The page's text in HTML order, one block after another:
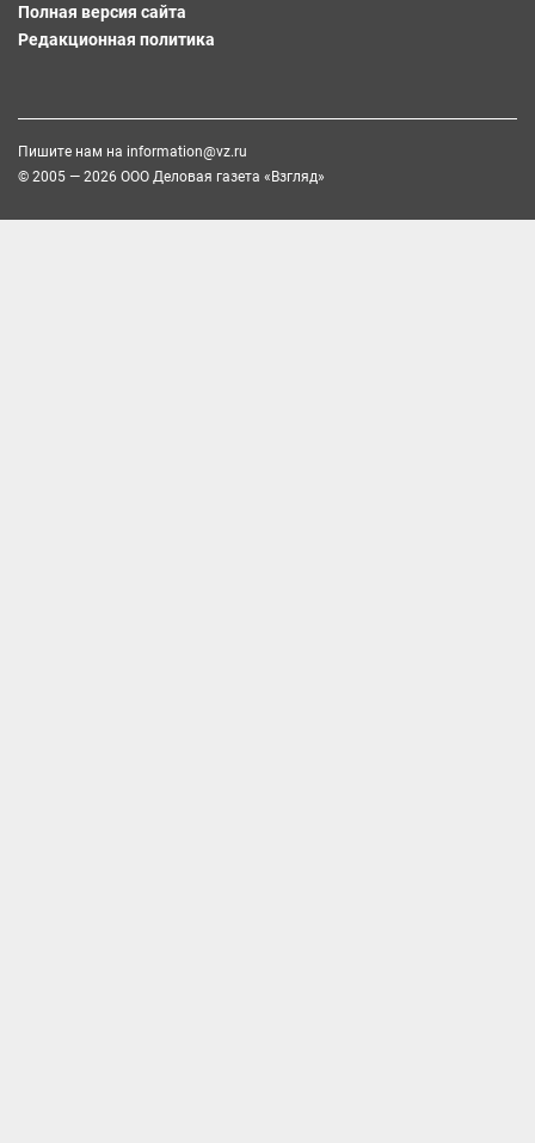
Полная версия сайта
Редакционная политика
Пишите нам на information@vz.ru
© 2005 — 2026 ООО Деловая газета «Взгляд»